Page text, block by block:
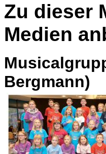
Zu dieser
Medien
Bergmann)